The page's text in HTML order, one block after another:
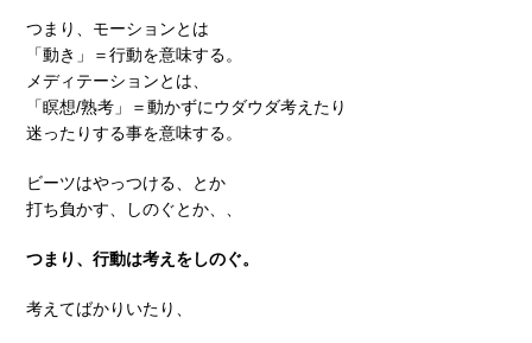
つまり、モーションとは
「動き」＝行動を意味する。
メディテーションとは、
「瞑想/熟考」＝動かずにウダウダ考えたり
迷ったりする事を意味する。
ビーツはやっつける、とか
打ち負かす、しのぐとか、、
つまり、行動は考えをしのぐ。
考えてばかりいたり、